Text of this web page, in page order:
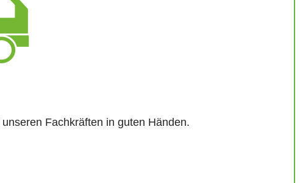
Fachkräften in guten Händen.